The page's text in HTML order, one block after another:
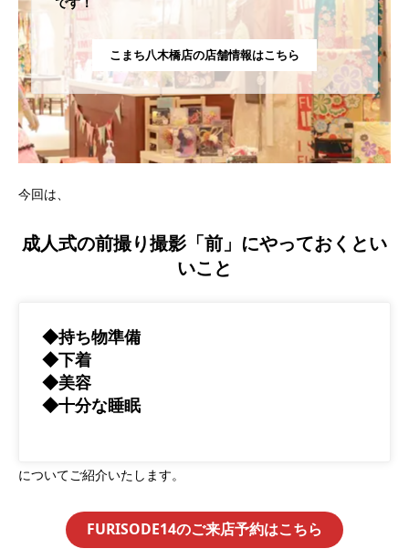
こまち八木橋店の店舗情報はこちら
今回は、
成人式の前撮り撮影「前」にやっておくとい
いこと
◆持ち物準備
◆下着
◆美容
◆十分な睡眠
についてご紹介いたします。
FURISODE14のご来店予約はこちら